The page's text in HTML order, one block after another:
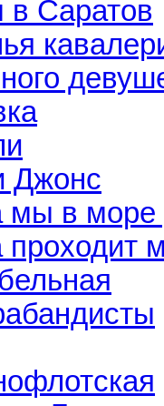
в Саратов
Джонс
мы в море
проходит